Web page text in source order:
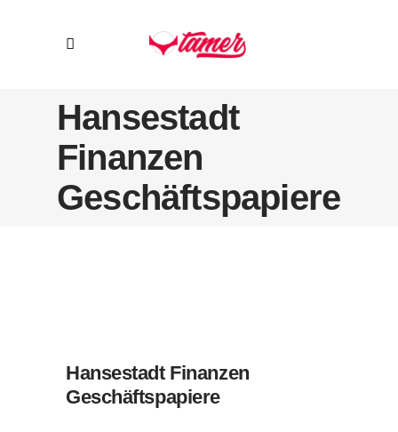
Hansestadt
Finanzen
Geschäftspapiere
Hansestadt Finanzen
Geschäftspapiere